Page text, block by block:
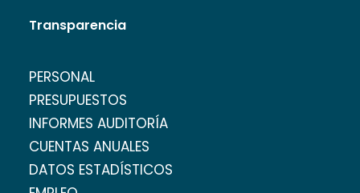
Transparencia
PERSONAL
PRESUPUESTOS
INFORMES AUDITORÍA
CUENTAS ANUALES
DATOS ESTADÍSTICOS